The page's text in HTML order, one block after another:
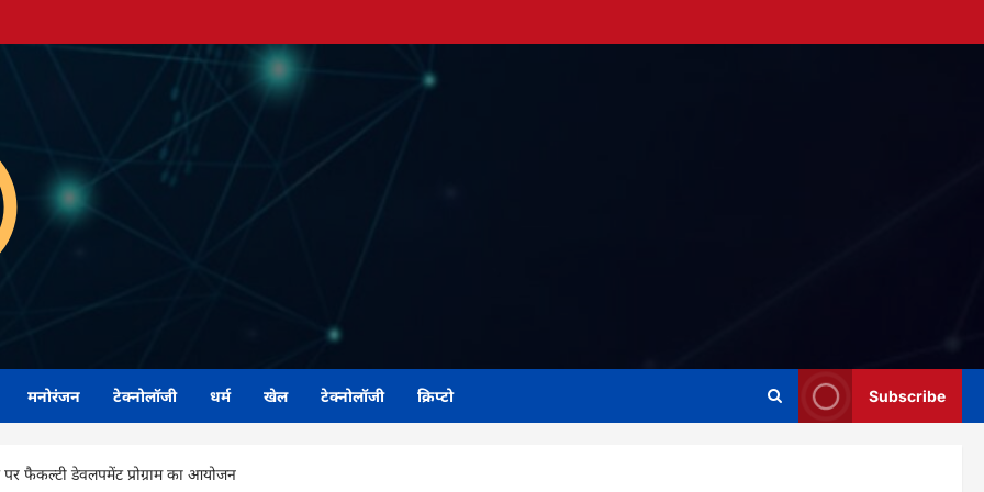
मनोरंजन टेक्नोलॉजी धर्म खेल टेक्नोलॉजी क्रिप्टो Subscribe
फैकल्टी डेवलपमेंट प्रोग्राम का आयोजन